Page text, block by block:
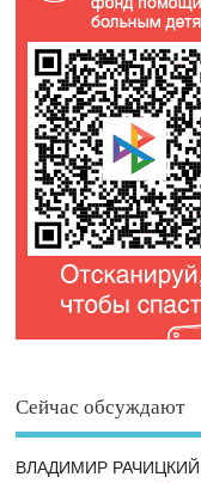
Сейчас обсуждают
ВЛАДИМИР РАЧИЦКИЙ